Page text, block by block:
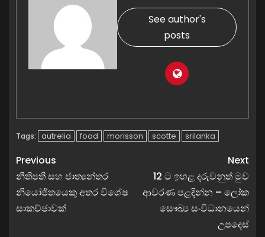
See author's
posts
Tags: autrelia food morisson scotte srilanka
Previous
නීතිපති සහ ජාත්‍යන්තර
නියෝජිතයෙකු අතර විශේෂ
සාකච්ඡාවක්
Next
12 ට ඉහළ දරුවනුත් මුව
ආවරණ පළදින්න – ලෝක
සෞඛ්‍ය සංවිධානයෙන්
උපදෙස්